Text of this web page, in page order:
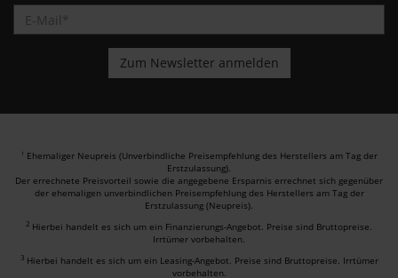
1 Ehemaliger Neupreis (Unverbindliche Preisempfehlung des Herstellers am Tag der
Erstzulassung).
Der errechnete Preisvorteil sowie die angegebene Ersparnis errechnet sich gegenüber
der ehemaligen unverbindlichen Preisempfehlung des Herstellers am Tag der
Erstzulassung (Neupreis).
2 Hierbei handelt es sich um ein Finanzierungs-Angebot. Preise sind Bruttopreise.
Irrtümer vorbehalten.
3 Hierbei handelt es sich um ein Leasing-Angebot. Preise sind Bruttopreise. Irrtümer
vorbehalten.